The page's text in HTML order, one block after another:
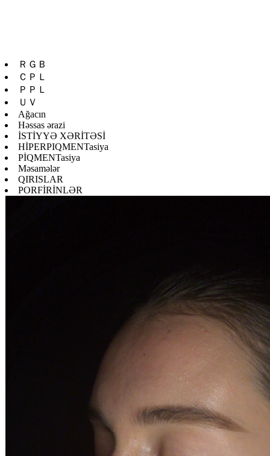
ＲＧＢ
ＣＰＬ
ＰＰＬ
ＵＶ
Ağacın
Həssas ərazi
İSTİYYƏ XƏRİTƏSİ
HİPERPIQMENTasiya
PİQMENTasiya
Məsamələr
QIRISLAR
PORFİRİNLƏR